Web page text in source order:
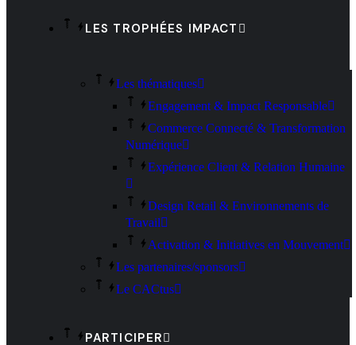
LES TROPHÉES IMPACT
Les thématiques
Engagement & Impact Responsable
Commerce Connecté & Transformation
Numérique
Expérience Client & Relation Humaine
Design Retail & Environnements de
Travail
Activation & Initiatives en Mouvement
Les partenaires/sponsors
Le CACtus
PARTICIPER